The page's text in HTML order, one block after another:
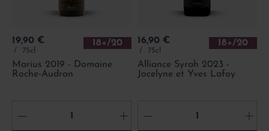
Prix
19,90 €
75cl
18+/20
Marius 2019 - Domaine
Roche-Audran
- +
Prix
16,90 €
75cl
18+/20
Alliance Syrah 2023 -
Jocelyne et Yves Lafoy
- +